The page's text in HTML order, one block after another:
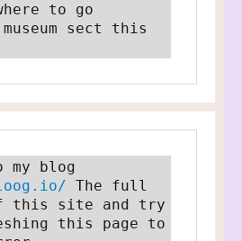
to go
sect this
The full
this site and try
this page to